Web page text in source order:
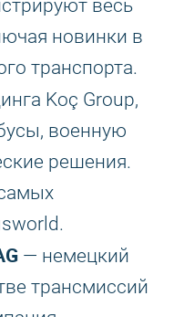
весь
новинки в
транспорта.
Koç Group,
военную
решения.
— немецкий
трансмиссий